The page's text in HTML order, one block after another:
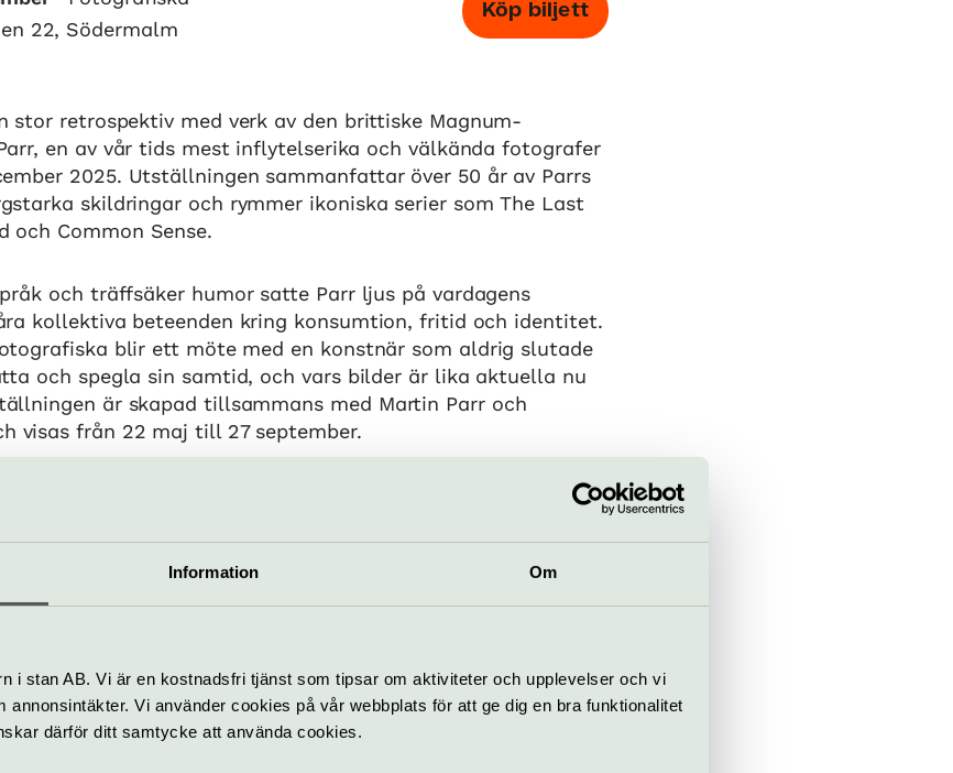
Information Om
i stan AB. Vi är en kostnadsfri tjänst som tipsar om aktiviteter och upplevelser och vi
annonsintäkter. Vi använder cookies på vår webbplats för att ge dig en bra funktionalitet
därför ditt samtycke att använda cookies.
22, Södermalm
Köp biljett
stor retrospektiv med verk av den brittiske Magnum-
en av vår tids mest inflytelserika och välkända fotografer
2025. Utställningen sammanfattar över 50 år av Parrs
skildringar och rymmer ikoniska serier som The Last
och Common Sense.
och träffsäker humor satte Parr ljus på vardagens
kollektiva beteenden kring konsumtion, fritid och identitet.
blir ett möte med en konstnär som aldrig slutade
och spegla sin samtid, och vars bilder är lika aktuella nu
är skapad tillsammans med Martin Parr och
visas från 22 maj till 27 september.
Ingår i entréavgiften
Hitta hit
från Slussen